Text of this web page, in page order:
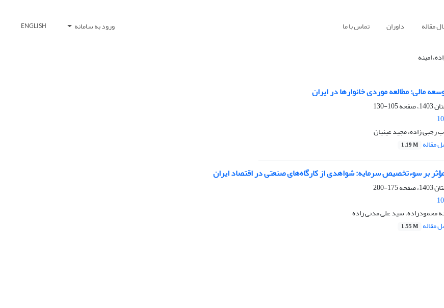
مقاله داوران تماس با ما ورود به سامانه ENGLISH
امینه
مالی: مطالعه موردی خانوارها در ایران
105-130
رجبی زاده، مجید عینیان
مقاله 1.19 M
بر سوءتخصیص سرمایه: شواهدی از کارگاه‌های صنعتی در اقتصاد ایران
175-200
محمودزاده، سید علی مدنی زاده
مقاله 1.55 M